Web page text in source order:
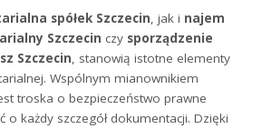
spółek Szczecin, jak i najem
Szczecin czy sporządzenie
Szczecin, stanowią istotne elementy
Wspólnym mianownikiem
troska o bezpieczeństwo prawne
o każdy szczegół dokumentacji. Dzięki